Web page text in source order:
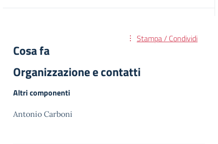
Stampa / Condividi
Cosa fa
Organizzazione e contatti
Altri componenti
Antonio Carboni